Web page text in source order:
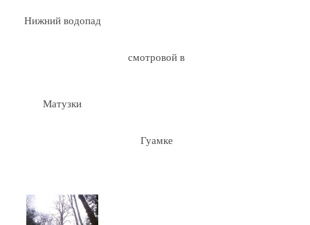
Нижний водопад
Матузки
смотровой в
Гуамке